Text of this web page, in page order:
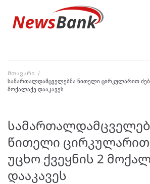
მთავარი /
სამართალდამცველებმა წითელი ცირკულარით
მოქალაქე დააკავეს
წითელი
უცხო ქვეყნის 2
დააკავეს